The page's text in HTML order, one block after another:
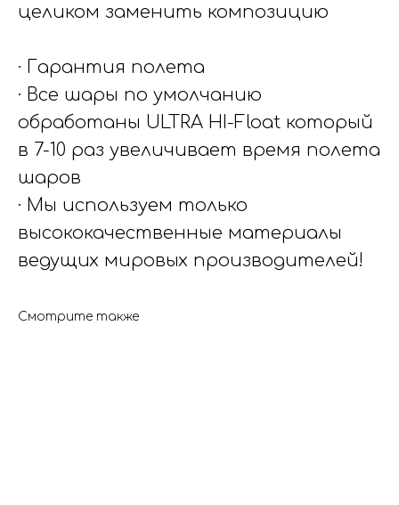
целиком заменить композицию
· Гарантия полета
· Все шары по умолчанию
обработаны ULTRA HI-Float который
в 7-10 раз увеличивает время полета
шаров
· Мы используем только
высококачественные материалы
ведущих мировых производителей!
Смотрите также